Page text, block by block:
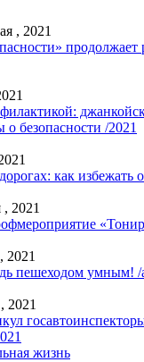
, 2021
безопасности /2021
как избежать
2021
2021
пешеходом умным! /
2021
жизнь